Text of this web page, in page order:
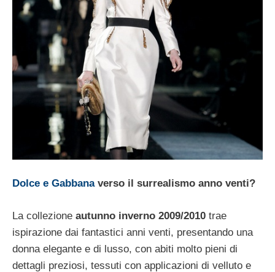
Dolce e Gabbanaverso il surrealismo anno venti?
La collezione autunno inverno 2009/2010 trae
ispirazione dai fantastici anni venti, presentando una
donna elegante e di lusso, con abiti molto pieni di
dettagli preziosi, tessuti con applicazioni di velluto e